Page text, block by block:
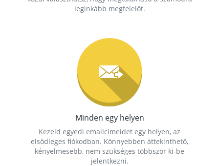
leginkább megfelelőt.
Minden egy helyen
Kezeld egyedi emailcímeidet egy helyen, az
elsődleges fiókodban. Könnyebben áttekinthető,
kényelmesebb, nem szükséges többször ki-be
jelentkezni.